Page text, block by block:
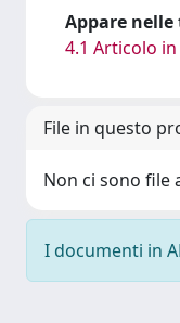
Appare
4.1 Articolo
File in questo
Non ci sono file
I documenti in